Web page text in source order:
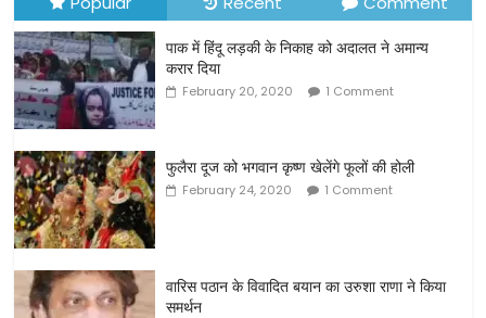
पाक में हिंदू लड़की के निकाह को अदालत ने अमान्य
करार दिया
February 20, 2020 1 Comment
फुलैरा दूज को भगवान कृष्ण खेलेंगे फूलों की होली
February 24, 2020 1 Comment
वारिस पठान के विवादित बयान का उरुशा राणा ने किया
समर्थन